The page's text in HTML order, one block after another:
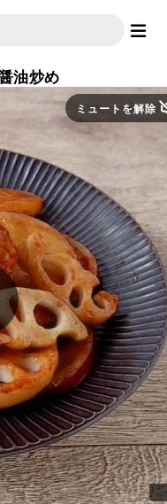
油炒め
ミュートを解除